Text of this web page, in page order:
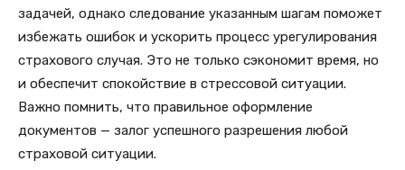
задачей, однако следование указанным шагам поможет
избежать ошибок и ускорить процесс урегулирования
страхового случая. Это не только сэкономит время, но
и обеспечит спокойствие в стрессовой ситуации.
Важно помнить, что правильное оформление
документов — залог успешного разрешения любой
страховой ситуации.